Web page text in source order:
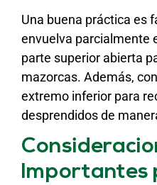
Una buena práctica es
envuelva parcialmente
parte superior abierta
mazorcas. Además,
extremo inferior para
desprendidos de
Importantes